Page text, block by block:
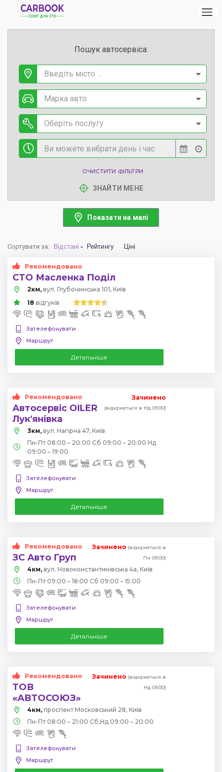
Пошук автосервіса:
Введіть місто ...
Марка авто
Оберіть послугу
ОЧИСТИТИ ФІЛЬТРИ
ЗНАЙТИ МЕНЕ
Показати на мапі
Сортувати за: Відстані Рейтингу Ціні
Рекомендовано
СТО Масленка Поділ
2км, вул. Глубочинська 101, Київ
18 відгуків
Зателефонувати
Маршрут
Детальніше
Рекомендовано
Автосервіс OILER
Лук'янівка
Зачинено
(відкриється в Нд 09:00)
3км, вул. Нагірна 47, Київ
Пн-Пт 08:00 – 20:00 Сб 09:00 – 20:00 Нд
09:00 – 19:00
Зателефонувати
Маршрут
Детальніше
Рекомендовано
ЗС Авто Груп
Зачинено (відкриється в
Пн 09:00)
4км, вул. Новоконстантинівська 4а, Київ
Пн-Пт 09:00 – 18:00 Сб 09:00 – 15:00
Зателефонувати
Маршрут
Детальніше
Рекомендовано
ТОВ
«АВТОСОЮЗ»
Зачинено (відкриється в
Нд 09:00)
4км, проспект Московський 28, Київ
Пн-Пт 08:00 – 21:00 Сб,Нд 09:00 – 20:00
Зателефонувати
Маршрут